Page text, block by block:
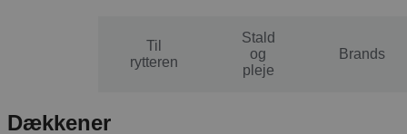
Til
rytteren
Stald
og
pleje
Brands
Dækkener